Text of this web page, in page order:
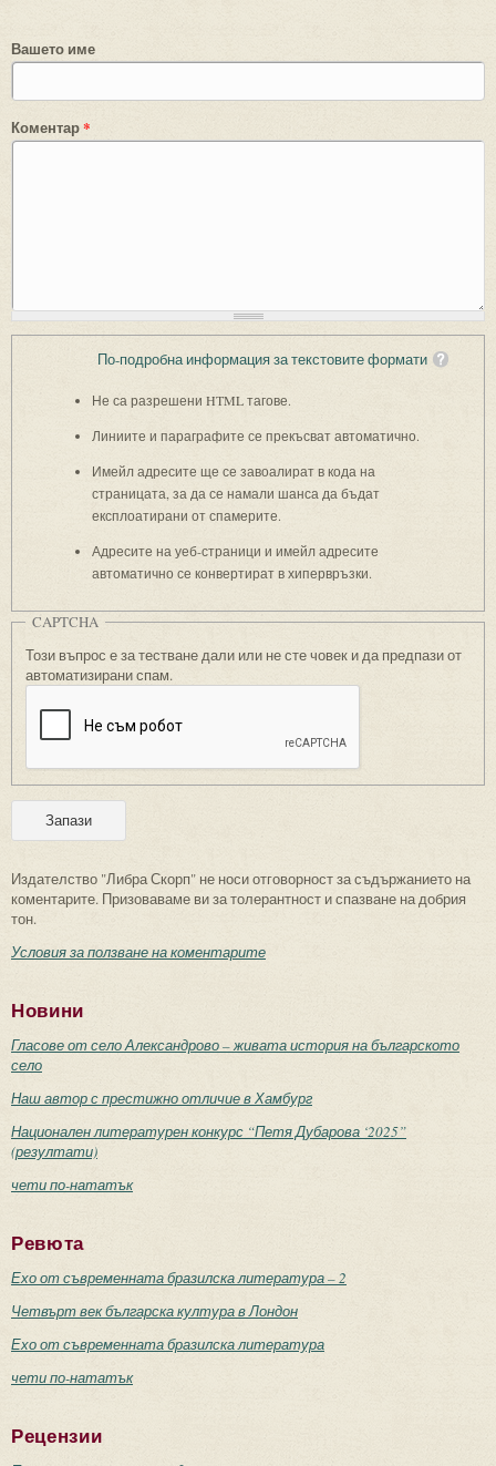
Вашето име
Коментар*
По-подробна информация за текстовите формати
Не са разрешени HTML тагове.
Линиите и параграфите се прекъсват автоматично.
Имейл адресите ще се завоалират в кода на
страницата, за да се намали шанса да бъдат
експлоатирани от спамерите.
Адресите на уеб-страници и имейл адресите
автоматично се конвертират в хипервръзки.
CAPTCHA
Този въпрос е за тестване дали или не сте човек и да предпази от
автоматизирани спам.
Издателство "Либра Скорп" не носи отговорност за съдържанието на
коментарите. Призоваваме ви за толерантност и спазване на добрия
тон.
Условия за ползване на коментарите
Новини
Гласове от село Александрово – живата история на българското
село
Наш автор с престижно отличие в Хамбург
Национален литературен конкурс “Петя Дубарова ‘2025”
(резултати)
чети по-нататък
Ревюта
Ехо от съвременната бразилска литература – 2
Четвърт век българска култура в Лондон
Ехо от съвременната бразилска литература
чети по-нататък
Рецензии